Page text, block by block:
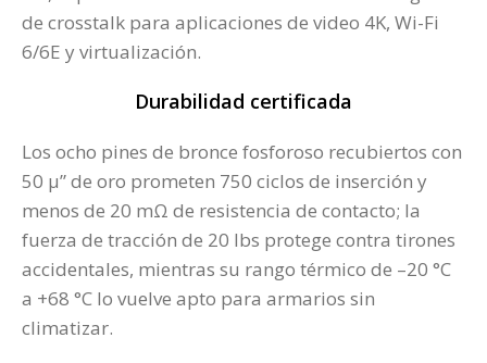
de crosstalk para aplicaciones de video 4K, Wi-Fi
6/6E y virtualización.
Durabilidad certificada
Los ocho pines de bronce fosforoso recubiertos con
50 µ” de oro prometen 750 ciclos de inserción y
menos de 20 mΩ de resistencia de contacto; la
fuerza de tracción de 20 lbs protege contra tirones
accidentales, mientras su rango térmico de –20 °C
a +68 °C lo vuelve apto para armarios sin
climatizar.